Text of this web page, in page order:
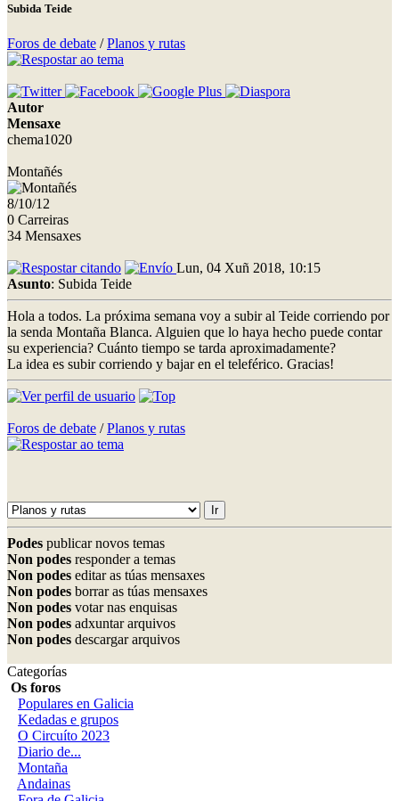
Subida Teide
Foros de debate /Planos y rutas
Autor
Mensaxe
chema1020
Montañés
8/10/12
0 Carreiras
34 Mensaxes
Lun, 04 Xuñ 2018, 10:15
Asunto: Subida Teide
Hola a todos. La próxima semana voy a subir al Teide corriendo por
la senda Montaña Blanca. Alguien que lo haya hecho puede contar
su experiencia? Cuánto tiempo se tarda aproximadamente?
La idea es subir corriendo y bajar en el teleférico. Gracias!
Foros de debate /Planos y rutas
Podes publicar novos temas
Non podes responder a temas
Non podes editar as túas mensaxes
Non podes borrar as túas mensaxes
Non podes votar nas enquisas
Non podes adxuntar arquivos
Non podes descargar arquivos
Categorías
Os foros
Populares en Galicia
Kedadas e grupos
O Circuíto 2023
Diario de...
Montaña
Andainas